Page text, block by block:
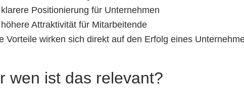
klarere Positionierung für Unternehmen
höhere Attraktivität für Mitarbeitende
Vorteile wirken sich direkt auf den Erfolg eines
wen ist das relevant?